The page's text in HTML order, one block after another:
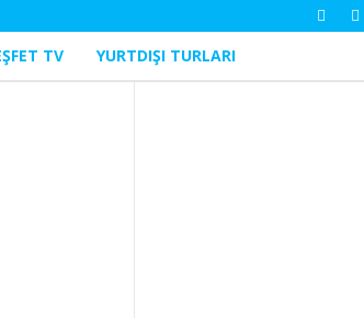
TV YURTDIŞI TURLARI